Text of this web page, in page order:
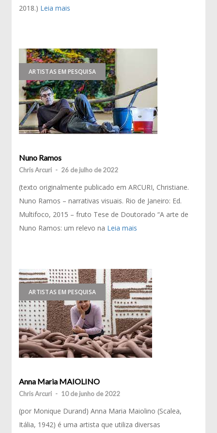
2018.) Leia mais
ARTISTAS EM PESQUISA
Nuno Ramos
Chris Arcuri - 26 de julho de 2022
(texto originalmente publicado em ARCURI, Christiane.
Nuno Ramos – narrativas visuais. Rio de Janeiro: Ed.
Multifoco, 2015 – fruto Tese de Doutorado “A arte de
Nuno Ramos: um relevo na Leia mais
ARTISTAS EM PESQUISA
Anna Maria MAIOLINO
Chris Arcuri - 10 de junho de 2022
(por Monique Durand) Anna Maria Maiolino (Scalea,
Itália, 1942) é uma artista que utiliza diversas